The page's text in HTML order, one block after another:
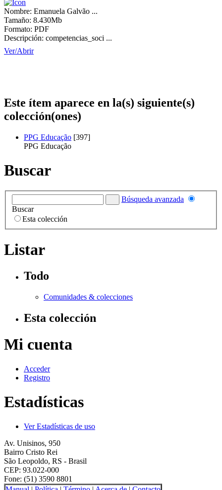
Nombre: Emanuela Galvão ...
Tamaño: 8.430Mb
Formato: PDF
Descripción: competencias_soci ...
Ver/Abrir
Este ítem aparece en la(s) siguiente(s)
colección(ones)
PPG Educação [397]
PPG Educação
Buscar
Búsqueda avanzada
Buscar
Esta colección
Listar
Todo
Comunidades & colecciones
Esta colección
Mi cuenta
Acceder
Registro
Estadísticas
Ver Estadísticas de uso
Av. Unisinos, 950
Bairro Cristo Rei
São Leopoldo, RS - Brasil
CEP: 93.022-000
Fone: (51) 3590 8801